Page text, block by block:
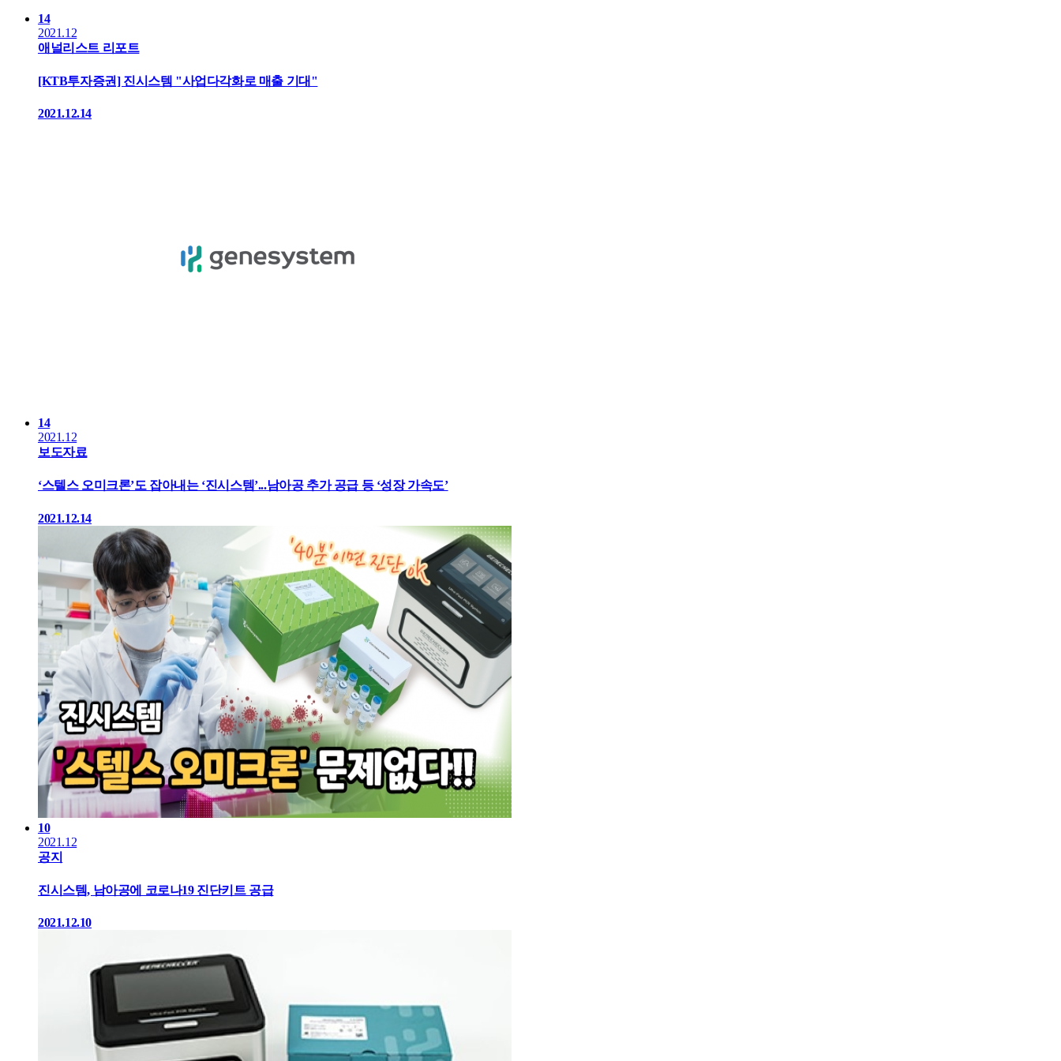
14
2021.12
애널리스트 리포트
[KTB투자증권] 진시스템 "사업다각화로 매출 기대"
2021.12.14
14
2021.12
보도자료
‘스텔스 오미크론’도 잡아내는 ‘진시스템’...남아공 추가 공급 등 ‘성장 가속도’
2021.12.14
10
2021.12
공지
진시스템, 남아공에 코로나19 진단키트 공급
2021.12.10